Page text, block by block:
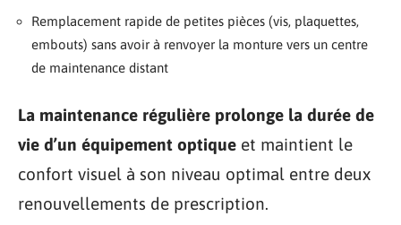
Remplacement rapide de petites pièces (vis, plaquettes,
embouts) sans avoir à renvoyer la monture vers un centre
de maintenance distant
La maintenance régulière prolonge la durée de
vie d’un équipement optique et maintient le
confort visuel à son niveau optimal entre deux
renouvellements de prescription.